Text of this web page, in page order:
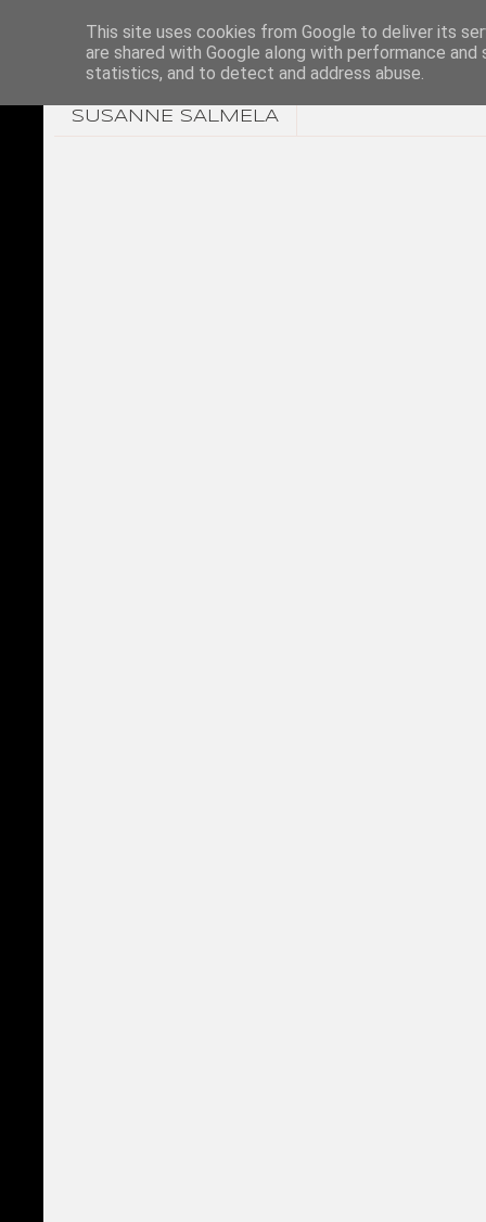
SUSANNE SALMELA
This site uses cookies from Google to deliver its
are shared with Google along with performance
statistics, and to detect and address abuse.